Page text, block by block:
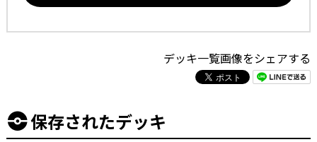
デッキ一覧画像をシェアする
保存されたデッキ